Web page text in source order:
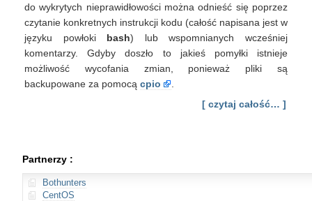
do wykrytych nieprawidłowości można odnieść się poprzez
czytanie konkretnych instrukcji kodu (całość napisana jest w
języku powłoki bash) lub wspomnianych wcześniej
komentarzy. Gdyby doszło to jakieś pomyłki istnieje
możliwość wycofania zmian, ponieważ pliki są
backupowane za pomocą cpio
[ czytaj całość… ]
Partnerzy :
Bothunters
CentOS